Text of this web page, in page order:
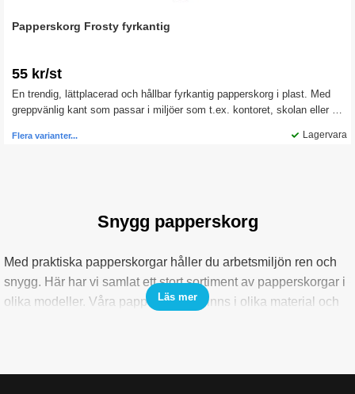
Papperskorg Frosty fyrkantig
55 kr/st
En trendig, lättplacerad och hållbar fyrkantig papperskorg i plast. Med
greppvänlig kant som passar i miljöer som t.ex. kontoret, skolan eller i
Lagervara
Flera varianter...
Läs mer
Snygg papperskorg
Med praktiska papperskorgar håller du arbetsmiljön ren och
snygg. Här har vi samlat ett stort sortiment av papperskorgar i
olika modeller. Våra papperskorgar finns i olika material och